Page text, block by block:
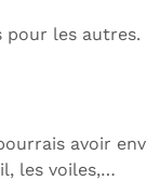
les autres.
avoir
les voiles,…